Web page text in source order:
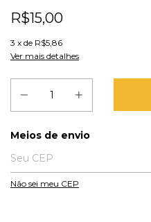
R$15,00
3 x de R$5,86
Ver mais detalhes
Entregas para o CEP:
Meios de envio
Não sei meu CEP